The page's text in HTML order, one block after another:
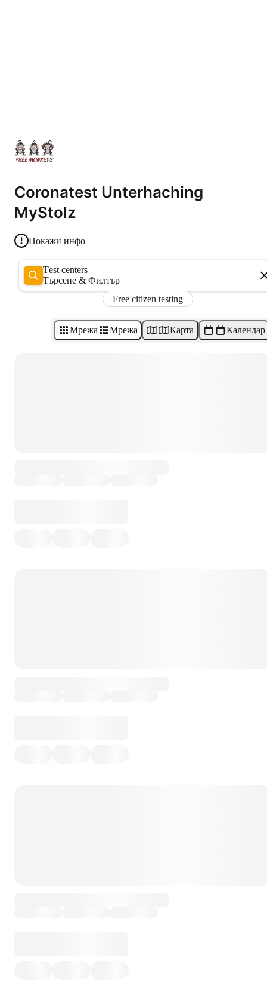
Coronatest Unterhaching
MyStolz
Покажи инфо
Test centers
Търсене & Филтър
Free citizen testing
Мрежа Мрежа Карта Календар